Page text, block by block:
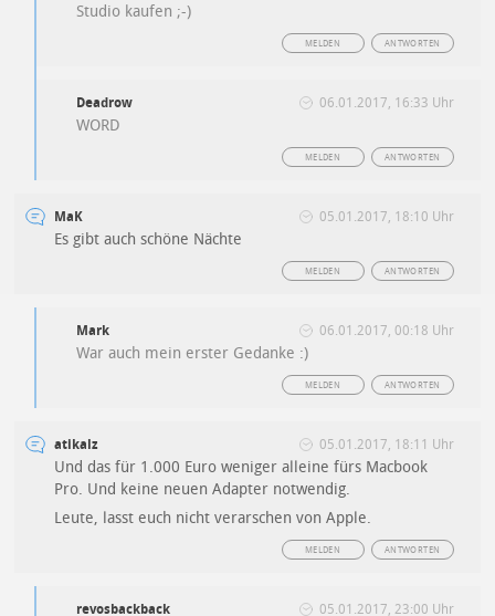
Studio kaufen ;-)
ANTWORTEN
MELDEN
Deadrow 06.01.2017, 16:33 Uhr
WORD
ANTWORTEN
MELDEN
MaK 05.01.2017, 18:10 Uhr
Es gibt auch schöne Nächte
ANTWORTEN
MELDEN
Mark 06.01.2017, 00:18 Uhr
War auch mein erster Gedanke :)
ANTWORTEN
MELDEN
atikalz 05.01.2017, 18:11 Uhr
Und das für 1.000 Euro weniger alleine fürs Macbook
Pro. Und keine neuen Adapter notwendig.
Leute, lasst euch nicht verarschen von Apple.
ANTWORTEN
MELDEN
revosbackback 05.01.2017, 23:00 Uhr